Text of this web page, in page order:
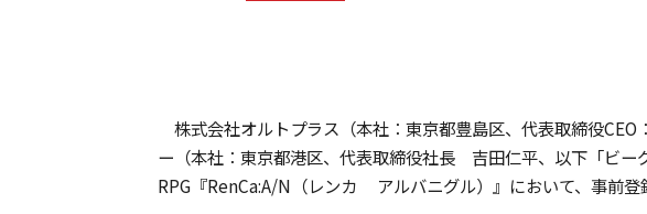
株式会社オルトプラス（本社：東京都豊島区、代表取締役
ー（本社：東京都港区、代表取締役社長 吉田仁平、以下「ビー
RPG『RenCa:A/N（レンカ アルバニグル）』において、事前登